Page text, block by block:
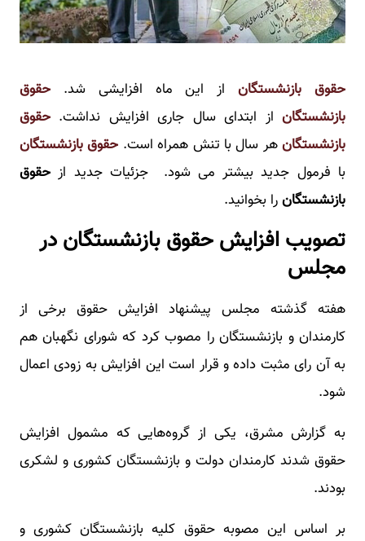
حقوق بازنشستگاناز این ماه افزایشی شد.
حقوق
بازنشستگان از ابتدای سال جاری افزایش نداشت. حقوق
بازنشستگان هر سال با تنش همراه است. حقوق بازنشستگان
با فرمول جدید بیشتر می شود. جزئیات جدید از حقوق
بازنشستگانرا بخوانید.
تصویب افزایش حقوق بازنشستگان در
مجلس
هفته گذشته مجلس پیشنهاد افزایش حقوق برخی از
کارمندان و بازنشستگان را مصوب کرد که شورای نگهبان هم
به آن رای مثبت داده و قرار است این افزایش به زودی اعمال
شود.
به گزارش مشرق، یکی از گروه‌هایی که مشمول افزایش
حقوق شدند کارمندان دولت و بازنشستگان کشوری و لشکری
بودند.
بر اساس این مصوبه حقوق کلیه بازنشستگان کشوری و